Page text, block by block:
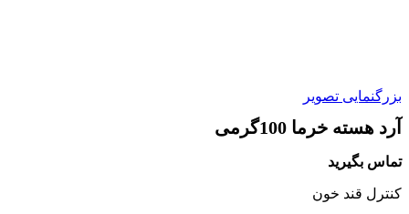
بزرگنمایی تصویر
آرد هسته خرما 100گرمی
تماس بگیرید
کنترل قند خون